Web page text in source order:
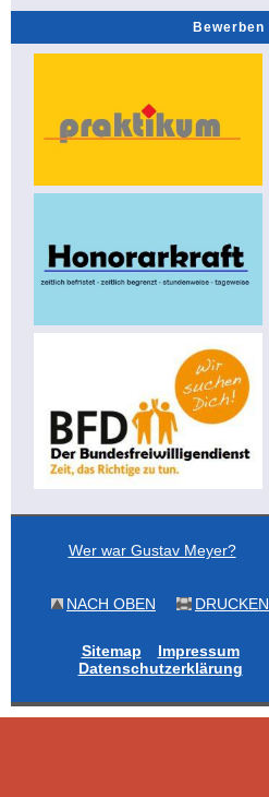
Bewerben
Wer war Gustav Meyer?
NACH OBEN DRUCKEN
Sitemap
Impressum
Datenschutzerklärung